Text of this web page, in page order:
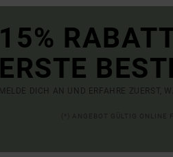
15%
ERSTE
MELDE DICH AN UND ERFAHRE ZUERST,